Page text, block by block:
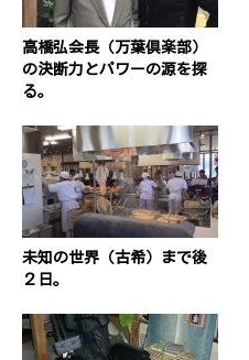
高橋弘会長（万葉倶楽部）
の決断力とパワーの源を探
る。
未知の世界（古希）まで後
２日。